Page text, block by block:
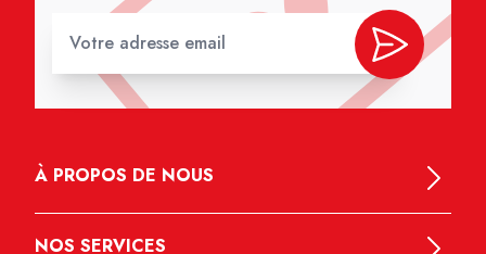
À PROPOS DE NOUS
NOS SERVICES